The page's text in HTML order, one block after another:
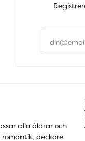
alla åldrar och
romantik, deckare